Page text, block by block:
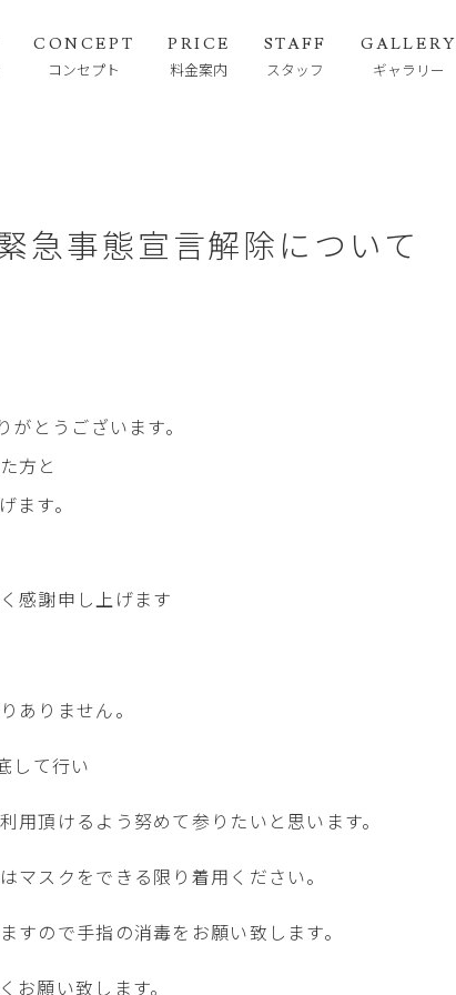
CONCEPT
コンセプト
PRICE
料金案内
STAFF
スタッフ
GALLERY
ギャラリー
急事態宣言解除について
とうございます。
方と
ます。
感謝申し上げます
ありません。
して行い
頂けるよう努めて参りたいと思います。
マスクをできる限り着用ください。
すので手指の消毒をお願い致します。
願い致します。